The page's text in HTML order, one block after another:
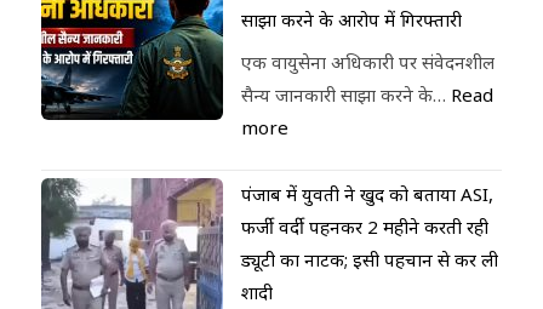
साझा करने के आरोप में गिरफ्तारी
एक वायुसेना अधिकारी पर संवेदनशील
सैन्य जानकारी साझा करने के… Read
more
पंजाब में युवती ने खुद को बताया ASI,
फर्जी वर्दी पहनकर 2 महीने करती रही
ड्यूटी का नाटक; इसी पहचान से कर ली
शादी